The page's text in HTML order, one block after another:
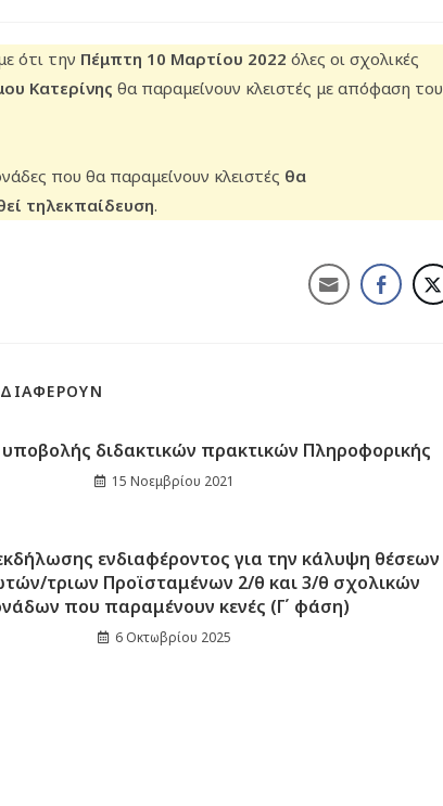
ότι την Πέμπτη 10 Μαρτίου 2022 όλες οι σχολικές
Κατερίνης θα παραμείνουν κλειστές με απόφαση του
που θα παραμείνουν κλειστές θα
τηλεκπαίδευση.
διδακτικών πρακτικών Πληροφορικής
15 Νοεμβρίου 2021
ενδιαφέροντος για την κάλυψη θέσεων
τριων Προϊσταμένων 2/θ και 3/θ σχολικών
που παραμένουν κενές (Γ΄ φάση)
6 Οκτωβρίου 2025